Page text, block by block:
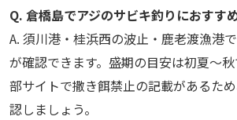
Q. 倉橋島でアジのサビキ釣りにおすす
A. 須川港・桂浜西の波止・鹿老渡漁港
が確認できます。盛期の目安は初夏〜
部サイトで撒き餌禁止の記載があるた
認しましょう。